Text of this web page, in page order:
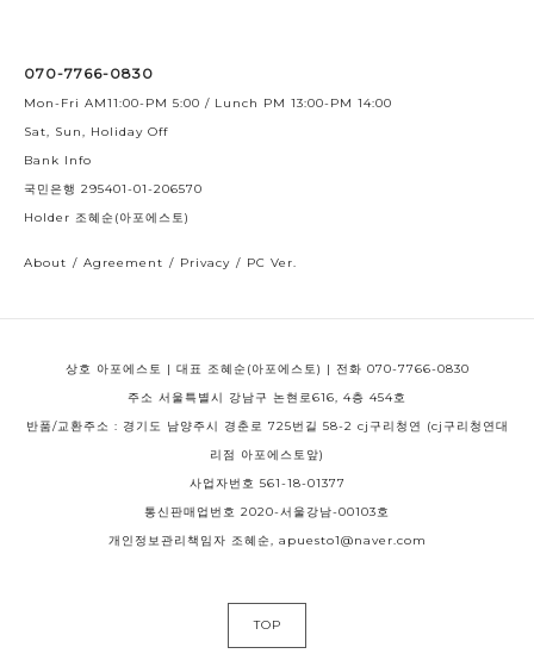
070-7766-0830
Mon-Fri AM11:00-PM 5:00 / Lunch PM 13:00-PM 14:00
Sat, Sun, Holiday Off
Bank Info
국민은행 295401-01-206570
Holder 조혜순(아포에스토)
About / Agreement / Privacy / PC Ver.
상호 아포에스토 | 대표 조혜순(아포에스토) | 전화 070-7766-0830
주소 서울특별시 강남구 논현로616, 4층 454호
반품/교환주소 : 경기도 남양주시 경춘로 725번길 58-2 cj구리청연 (cj구리청연대
리점 아포에스토앞)
사업자번호 561-18-01377
통신판매업번호 2020-서울강남-00103호
개인정보관리책임자 조혜순, apuesto1@naver.com
TOP